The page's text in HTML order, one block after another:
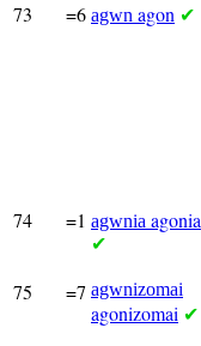
73 =6 agwn agon ✔
74 =1 agwnia agonia
✔
75 =7 agwnizomai
agonizomai ✔